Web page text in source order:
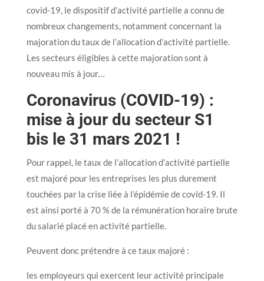
covid-19, le dispositif d’activité partielle a connu de
nombreux changements, notamment concernant la
majoration du taux de l’allocation d’activité partielle.
Les secteurs éligibles à cette majoration sont à
nouveau mis à jour…
Coronavirus (COVID-19) :
mise à jour du secteur S1
bis le 31 mars 2021 !
Pour rappel, le taux de l’allocation d’activité partielle
est majoré pour les entreprises les plus durement
touchées par la crise liée à l’épidémie de covid-19. Il
est ainsi porté à 70 % de la rémunération horaire brute
du salarié placé en activité partielle.
Peuvent donc prétendre à ce taux majoré :
les employeurs qui exercent leur activité principale